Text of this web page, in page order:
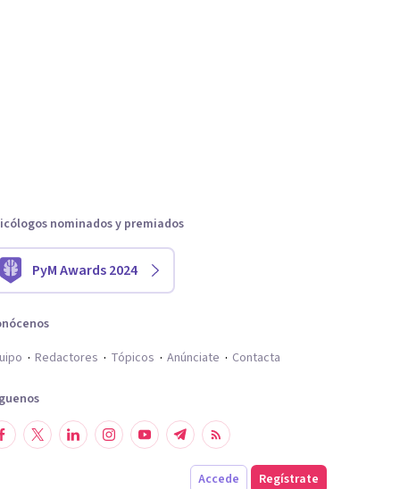
nominados y premiados
PyM Awards 2024
Redactores Tópicos Anúnciate Contacta
Accede Regístrate